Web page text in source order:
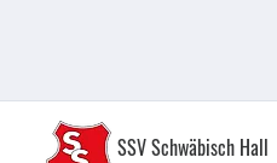
SSV Schwäbisch Hall